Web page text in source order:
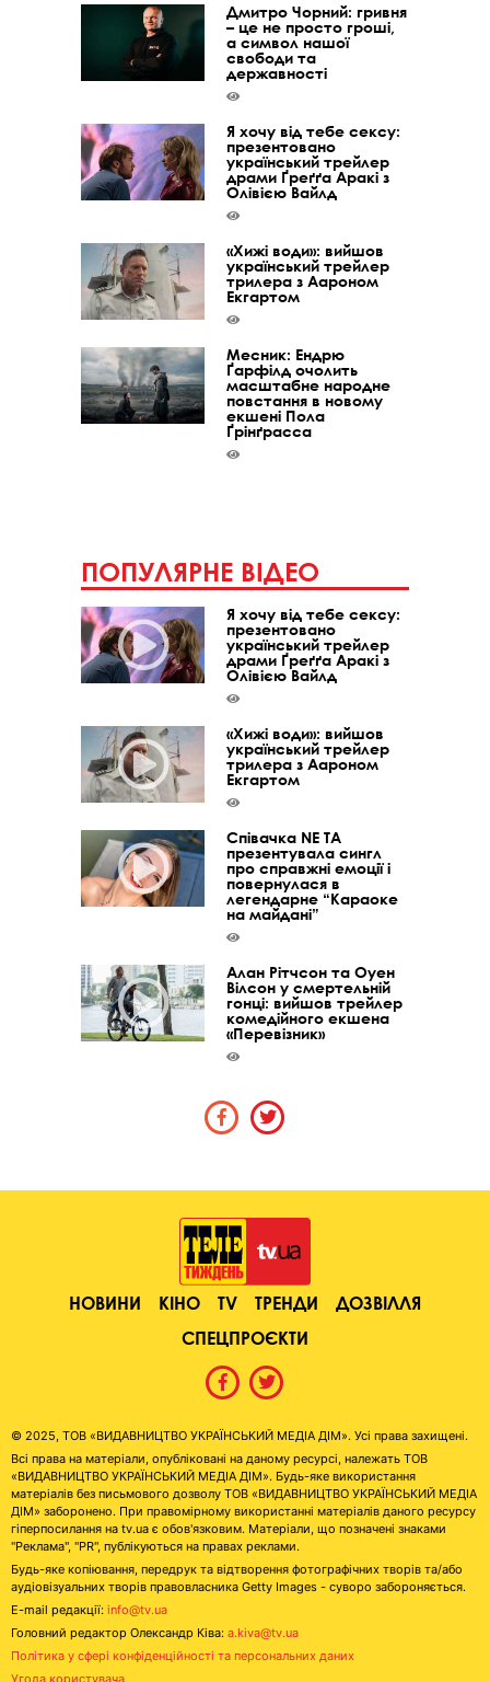
Дмитро Чорний: гривня
– це не просто гроші,
а символ нашої
свободи та
державності
Я хочу від тебе сексу:
презентовано
український трейлер
драми Ґреґґа Аракі з
Олівією Вайлд
«Хижі води»: вийшов
український трейлер
трилера з Аароном
Екгартом
Месник: Ендрю
Ґарфілд очолить
масштабне народне
повстання в новому
екшені Пола
Ґрінґрасса
ПОПУЛЯРНЕ ВІДЕО
Я хочу від тебе сексу:
презентовано
український трейлер
драми Ґреґґа Аракі з
Олівією Вайлд
«Хижі води»: вийшов
український трейлер
трилера з Аароном
Екгартом
Співачка NE TA
презентувала сингл
про справжні емоції і
повернулася в
легендарне “Караоке
на майдані”
Алан Рітчсон та Оуен
Вілсон у смертельній
гонці: вийшов трейлер
комедійного екшена
«Перевізник»
НОВИНИ КІНО TV ТРЕНДИ
ДОЗВІЛЛЯ
СПЕЦПРОЄКТИ
© 2025, ТОВ «ВИДАВНИЦТВО УКРАЇНСЬКИЙ МЕДІА ДІМ». Усі права захищені.
Всі права на матеріали, опубліковані на даному ресурсі, належать ТОВ
«ВИДАВНИЦТВО УКРАЇНСЬКИЙ МЕДІА ДІМ». Будь-яке використання
матеріалів без письмового дозволу ТОВ «ВИДАВНИЦТВО УКРАЇНСЬКИЙ МЕДІА
ДІМ» заборонено. При правомірному використанні матеріалів даного ресурсу
гіперпосилання на tv.ua є обов'язковим. Матеріали, що позначені знаками
"Реклама", "PR", публікуються на правах реклами.
Будь-яке копіювання, передрук та відтворення фотографічних творів та/або
аудіовізуальних творів правовласника Getty Images - суворо забороняється.
E-mail редакції: info@tv.ua
Головний редактор Олександр Ківа: a.kiva@tv.ua
Політика у сфері конфіденційності та персональних даних
Угода користувача